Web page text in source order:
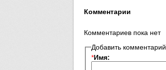
Комментарии
Комментариев пока нет
Добавить комментарий
*Имя: